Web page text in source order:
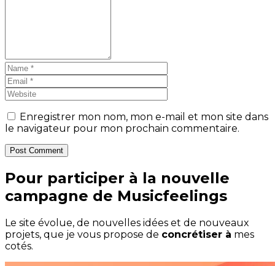
Enregistrer mon nom, mon e-mail et mon site dans
le navigateur pour mon prochain commentaire.
Post Comment
Pour participer à la nouvelle
campagne de Musicfeelings
Le site évolue, de nouvelles idées et de nouveaux
projets, que je vous propose de concrétiser à mes
cotés.